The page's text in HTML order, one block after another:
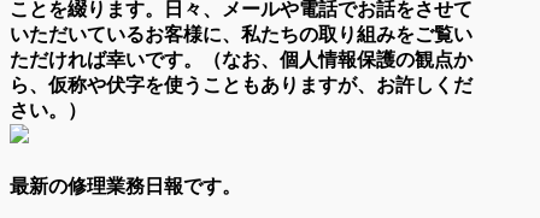
ことを綴ります。日々、メールや電話でお話をさせて
いただいているお客様に、私たちの取り組みをご覧い
ただければ幸いです。（なお、個人情報保護の観点か
ら、仮称や伏字を使うこともありますが、お許しくだ
さい。）
最新の修理業務日報です。